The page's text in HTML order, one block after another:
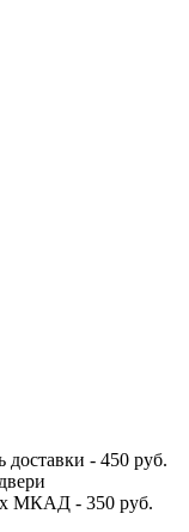
- 450 руб.
МКАД - 350 руб.